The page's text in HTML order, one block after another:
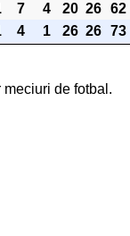
7 4 20 26 62
4 1 26 26 73
de fotbal.